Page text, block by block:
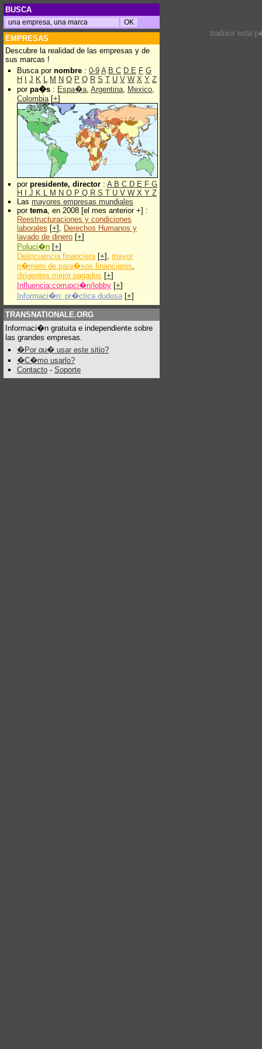
BUSCA
EMPRESAS
Descubre la realidad de las empresas y de
sus marcas !
Busca por nombre : 0-9 A B C D E F G
H
J K L M N O P Q R S T U V W X Y Z
por pa�s : Espa�a, Argentina, Mexico,
Colombia[+]
por presidente, director : A B C D E F G
H
J K L M N O P Q R S T U V W X Y Z
Las mayores empresas mundiales
por tema, en 2008 [el mes anterior +] :
Reestructuraciones y condiciones
laborales [+], Derechos Humanos y
lavado de dinero [+]
Poluci�n [+]
Delincuencia financiera[+], mayor
n�mero de para�sos financieros,
dirigentes mejor pagados [+]
Influencia:corrupci�n/lobby [+]
Informaci�n: pr�ctica dudosa [+]
TRANSNATIONALE.ORG
Informaci�n gratuita e independiente sobre
las grandes empresas.
�Por qu� usar este sitio?
�C�mo usarlo?
Contacto - Soporte
traducir esta